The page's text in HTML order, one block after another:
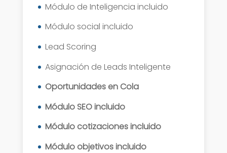
Módulo de Inteligencia incluido
Módulo social incluido
Lead Scoring
Asignación de Leads Inteligente
Oportunidades en Cola
Módulo SEO incluido
Módulo cotizaciones incluido
Módulo objetivos incluido